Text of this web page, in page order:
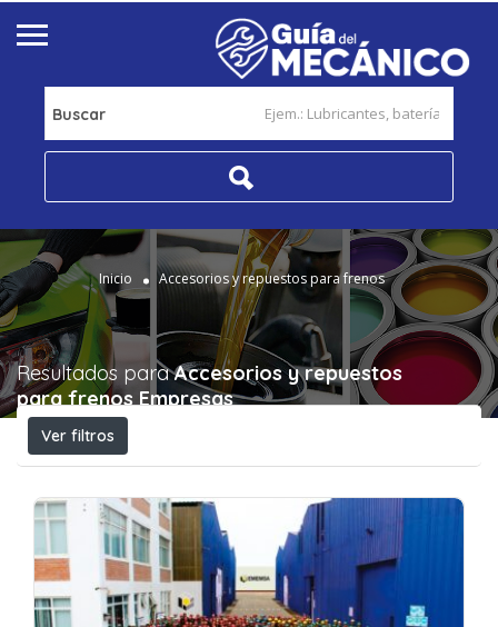
Buscar
Inicio Accesorios y repuestos para frenos
Resultados paraAccesorios y repuestos
para frenos Empresas
Ver filtros